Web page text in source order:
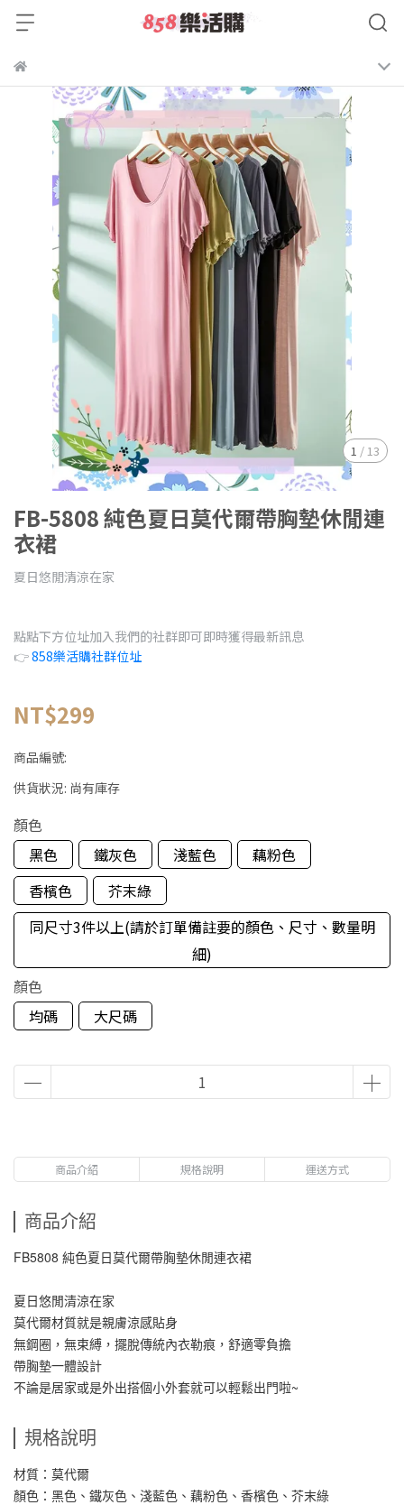
1 / 13
FB-5808 純色夏日莫代爾帶胸墊休閒連
衣裙
夏日悠閒清涼在家
點點下方位址加入我們的社群即可即時獲得最新訊息
👉858樂活購社群位址
NT$299
商品編號:
供貨狀況: 尚有庫存
顏色
黑色
鐵灰色 淺藍色
藕粉色
香檳色
芥末綠
同尺寸3件以上(請於訂單備註要的顏色、尺寸、數量明
細)
顏色
均碼
大尺碼
商品介紹 規格說明 運送方式
商品介紹
FB5808 純色夏日莫代爾帶胸墊休閒連衣裙
夏日悠閒清涼在家
莫代爾材質就是親膚涼感貼身
無鋼圈，無束縛，擺脫傳統內衣勒痕，舒適零負擔
帶胸墊一體設計
不論是居家或是外出搭個小外套就可以輕鬆出門啦~
規格說明
材質：莫代爾
顏色：黑色、鐵灰色、淺藍色、藕粉色、香檳色、芥末綠